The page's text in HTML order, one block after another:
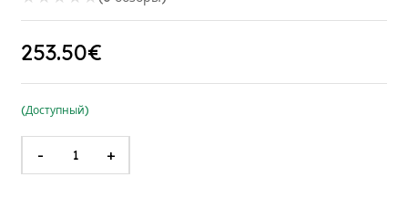
253.50€
(Доступный)
- +